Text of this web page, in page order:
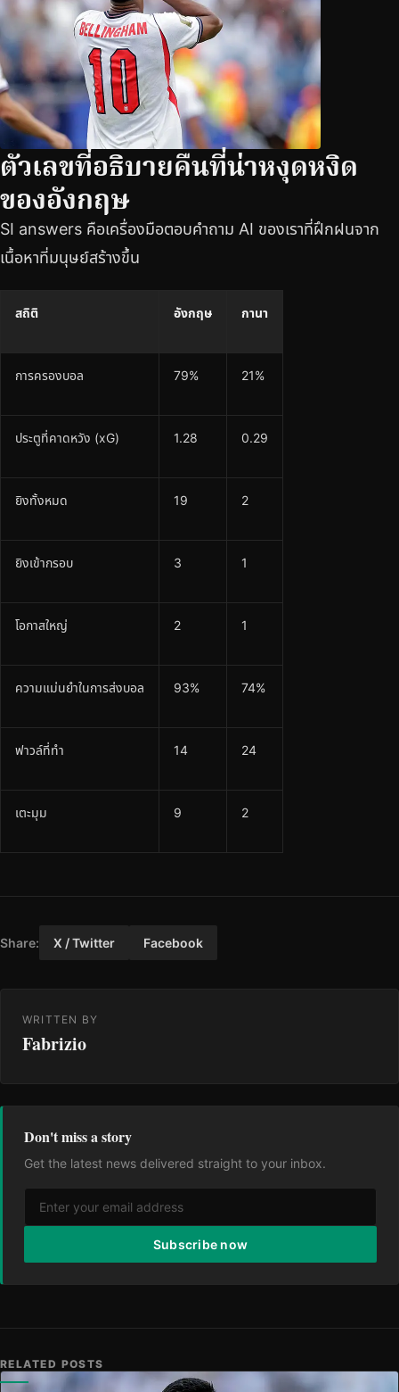
ตัวเลขที่อธิบายคืนที่น่าหงุดหงิด
ของอังกฤษ
SI answers คือเครื่องมือตอบคำถาม AI ของเราที่ฝึกฝนจาก
เนื้อหาที่มนุษย์สร้างขึ้น
สถิติ อังกฤษ กานา
การครองบอล 79% 21%
ประตูที่คาดหวัง (xG) 1.28 0.29
ยิงทั้งหมด 19 2
ยิงเข้ากรอบ 3 1
โอกาสใหญ่ 2 1
ความแม่นยำในการส่งบอล 93% 74%
ฟาวล์ที่ทำ 14 24
เตะมุม 9 2
Share: X / Twitter Facebook
WRITTEN BY
Fabrizio
Don't miss a story
Get the latest news delivered straight to your inbox.
Subscribe now
RELATED POSTS